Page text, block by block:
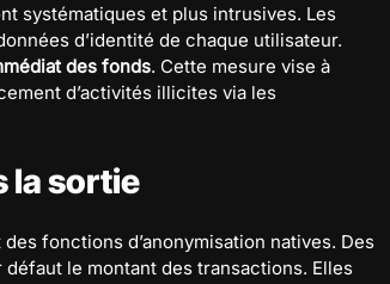
systématiques et plus intrusives. Les
d’identité de chaque utilisateur.
des fonds. Cette mesure vise à
d’activités illicites via les
la sortie
fonctions d’anonymisation natives. Des
défaut le montant des transactions. Elles